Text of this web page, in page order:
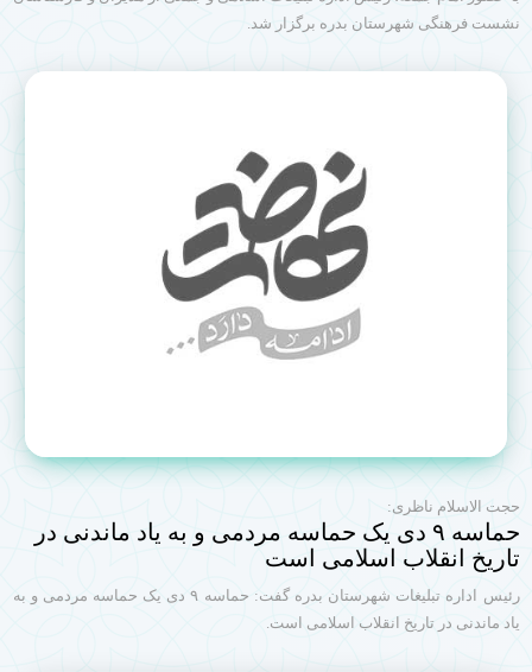
نشست فرهنگی شهرستان بدره برگزار شد.
حجت الاسلام ناظری:
حماسه ۹ دی یک حماسه مردمی و به یاد ماندنی در
تاریخ انقلاب اسلامی است
رئیس اداره تبلیغات شهرستان بدره گفت: حماسه ۹ دی یک حماسه مردمی و به
یاد ماندنی در تاریخ انقلاب اسلامی است.